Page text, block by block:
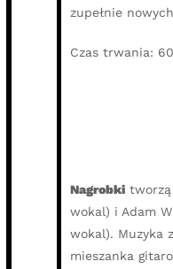
zupełnie
Czas trwania:
Nagrobki tworzą
wokal) i Adam
wokal). Muzyka
mieszanka